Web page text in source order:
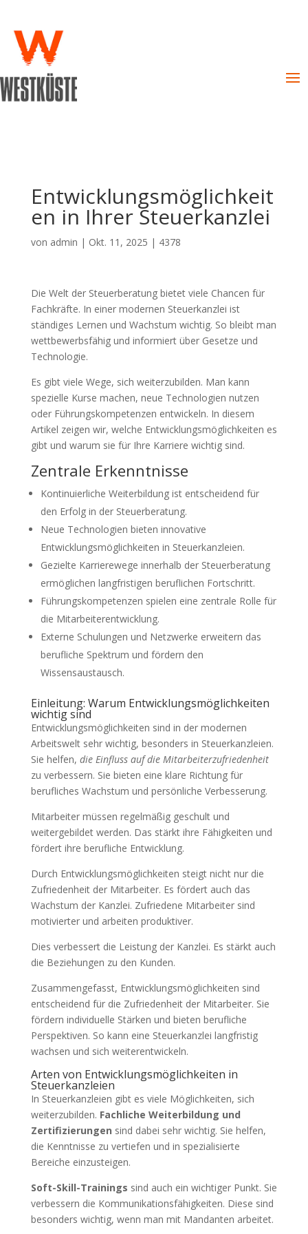
Entwicklungsmöglichkeit
en in Ihrer Steuerkanzlei
von admin | Okt. 11, 2025 | 4378
Die Welt der Steuerberatung bietet viele Chancen für
Fachkräfte. In einer modernen Steuerkanzlei ist
ständiges Lernen und Wachstum wichtig. So bleibt man
wettbewerbsfähig und informiert über Gesetze und
Technologie.
Es gibt viele Wege, sich weiterzubilden. Man kann
spezielle Kurse machen, neue Technologien nutzen
oder Führungskompetenzen entwickeln. In diesem
Artikel zeigen wir, welche Entwicklungsmöglichkeiten es
gibt und warum sie für Ihre Karriere wichtig sind.
Zentrale Erkenntnisse
Kontinuierliche Weiterbildung ist entscheidend für
den Erfolg in der Steuerberatung.
Neue Technologien bieten innovative
Entwicklungsmöglichkeiten in Steuerkanzleien.
Gezielte Karrierewege innerhalb der Steuerberatung
ermöglichen langfristigen beruflichen Fortschritt.
Führungskompetenzen spielen eine zentrale Rolle für
die Mitarbeiterentwicklung.
Externe Schulungen und Netzwerke erweitern das
berufliche Spektrum und fördern den
Wissensaustausch.
Einleitung: Warum Entwicklungsmöglichkeiten
wichtig sind
Entwicklungsmöglichkeiten sind in der modernen
Arbeitswelt sehr wichtig, besonders in Steuerkanzleien.
Sie helfen, die Einfluss auf die Mitarbeiterzufriedenheit
zu verbessern. Sie bieten eine klare Richtung für
berufliches Wachstum und persönliche Verbesserung.
Mitarbeiter müssen regelmäßig geschult und
weitergebildet werden. Das stärkt ihre Fähigkeiten und
fördert ihre berufliche Entwicklung.
Durch Entwicklungsmöglichkeiten steigt nicht nur die
Zufriedenheit der Mitarbeiter. Es fördert auch das
Wachstum der Kanzlei. Zufriedene Mitarbeiter sind
motivierter und arbeiten produktiver.
Dies verbessert die Leistung der Kanzlei. Es stärkt auch
die Beziehungen zu den Kunden.
Zusammengefasst, Entwicklungsmöglichkeiten sind
entscheidend für die Zufriedenheit der Mitarbeiter. Sie
fördern individuelle Stärken und bieten berufliche
Perspektiven. So kann eine Steuerkanzlei langfristig
wachsen und sich weiterentwickeln.
Arten von Entwicklungsmöglichkeiten in
Steuerkanzleien
In Steuerkanzleien gibt es viele Möglichkeiten, sich
weiterzubilden. Fachliche Weiterbildung und
Zertifizierungen sind dabei sehr wichtig. Sie helfen,
die Kenntnisse zu vertiefen und in spezialisierte
Bereiche einzusteigen.
Soft-Skill-Trainings sind auch ein wichtiger Punkt. Sie
verbessern die Kommunikationsfähigkeiten. Diese sind
besonders wichtig, wenn man mit Mandanten arbeitet.